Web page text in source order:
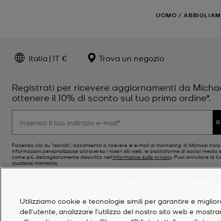
UOMO /
Italia | IT € Trova un negozio
Registrati per ricevere aggiornamenti da
ottenere il 10% di sconto sul tuo primo ordine*.
Facendo clic su "Iscriviti", acconsento a ricevere le e-mail di marketing di Michael
informazioni personalizzate attraverso i nostri siti web, le piattaforme di social media
come più dettagliatamente descritto nell’Informativa sulla privacy. Puoi annullare la
qualsiasi momento.
Utilizziamo cookie e tecnologie simili per garantire e
dell'utente, analizzare l'utilizzo del nostro sito web e